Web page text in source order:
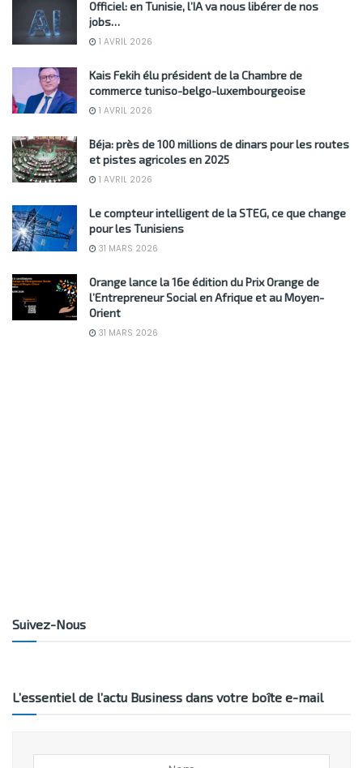
Officiel: en Tunisie, l’IA va nous libérer de nos
jobs…
1 AVRIL 2026
Kais Fekih élu président de la Chambre de
commerce tuniso-belgo-luxembourgeoise
1 AVRIL 2026
Béja: près de 100 millions de dinars pour les routes
et pistes agricoles en 2025
1 AVRIL 2026
Le compteur intelligent de la STEG, ce que change
pour les Tunisiens
31 MARS 2026
Orange lance la 16e édition du Prix Orange de
l’Entrepreneur Social en Afrique et au Moyen-
Orient
31 MARS 2026
Suivez-Nous
L’essentiel de l’actu Business dans votre boîte e-mail